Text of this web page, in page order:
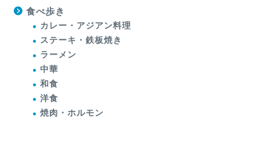
食べ歩き
カレー・アジアン料理
ステーキ・鉄板焼き
ラーメン
中華
和食
洋食
焼肉・ホルモン